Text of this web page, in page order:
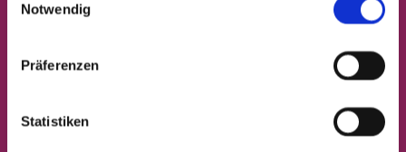
Notwendig
Präferenzen
Statistiken